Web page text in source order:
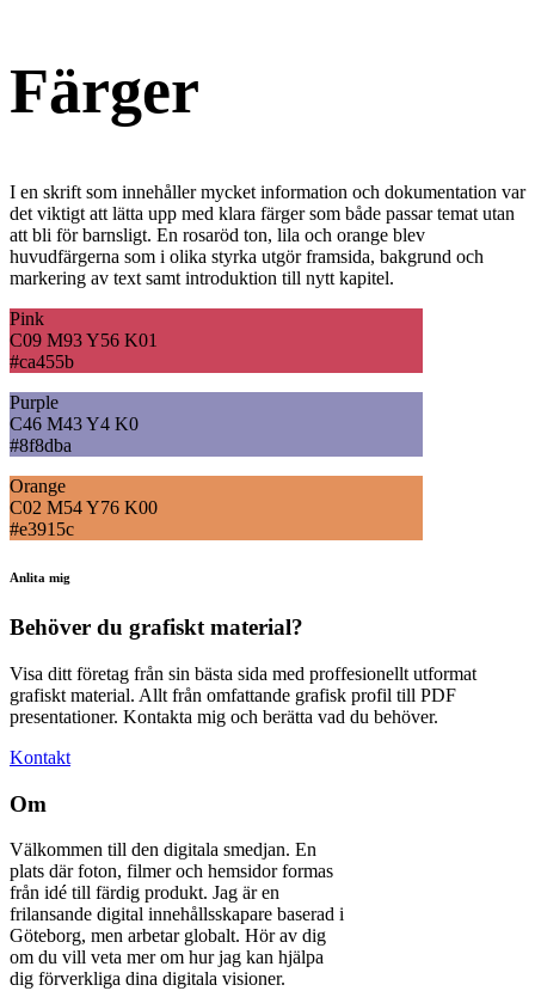
Färger
I en skrift som innehåller mycket information och dokumentation var
det viktigt att lätta upp med klara färger som både passar temat utan
att bli för barnsligt. En rosaröd ton, lila och orange blev
huvudfärgerna som i olika styrka utgör framsida, bakgrund och
markering av text samt introduktion till nytt kapitel.
Pink
C09 M93 Y56 K01
#ca455b
Purple
C46 M43 Y4 K0
#8f8dba
Orange
C02 M54 Y76 K00
#e3915c
Anlita mig
Behöver du grafiskt material?
Visa ditt företag från sin bästa sida med proffesionellt utformat
grafiskt material. Allt från omfattande grafisk profil till PDF
presentationer. Kontakta mig och berätta vad du behöver.
Kontakt
Om
Välkommen till den digitala smedjan. En
plats där foton, filmer och hemsidor formas
från idé till färdig produkt. Jag är en
frilansande digital innehållsskapare baserad i
Göteborg, men arbetar globalt. Hör av dig
om du vill veta mer om hur jag kan hjälpa
dig förverkliga dina digitala visioner.